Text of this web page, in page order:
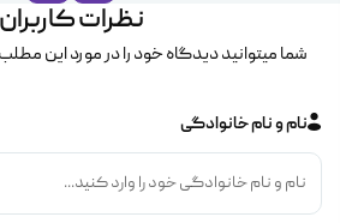
نظرات کاربران
شما میتوانید دیدگاه خود را در مورد این
نام و نام خانوادگی